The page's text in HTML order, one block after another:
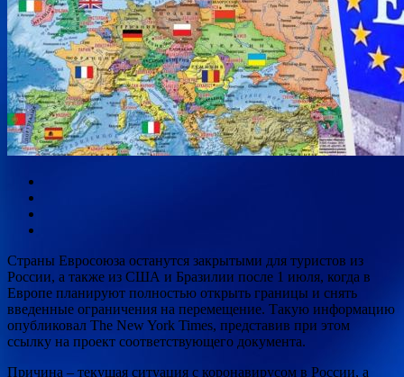
Страны Евросоюза останутся закрытыми для туристов из
России, а также из США и Бразилии после 1 июля, когда в
Европе планируют полностью открыть границы и снять
введенные ограничения на перемещение. Такую информацию
опубликовал The New York Times, представив при этом
ссылку на проект соответствующего документа.
Причина – текущая ситуация с коронавирусом в России, а